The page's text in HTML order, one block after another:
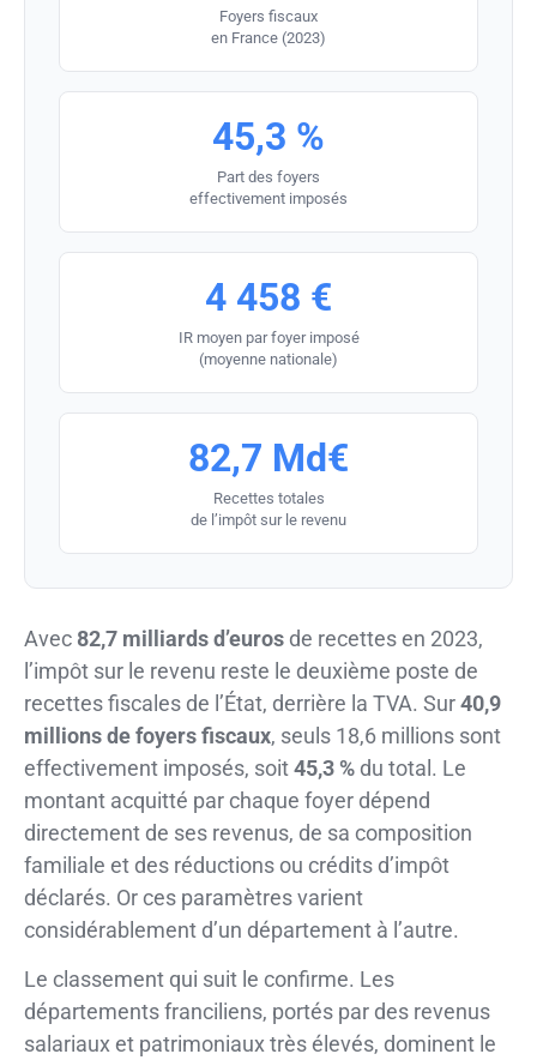
Foyers fiscaux
en France (2023)
45,3 %
Part des foyers
effectivement imposés
4 458 €
IR moyen par foyer imposé
(moyenne nationale)
82,7 Md€
Recettes totales
de l’impôt sur le revenu
Avec 82,7 milliards d’euros de recettes en 2023,
l’impôt sur le revenu reste le deuxième poste de
recettes fiscales de l’État, derrière la TVA. Sur40,9
millions de foyers fiscaux, seuls 18,6 millions sont
effectivement imposés, soit45,3 % du total. Le
montant acquitté par chaque foyer dépend
directement de ses revenus, de sa composition
familiale et des réductions ou crédits d’impôt
déclarés. Or ces paramètres varient
considérablement d’un département à l’autre.
Le classement qui suit le confirme. Les
départements franciliens, portés par des revenus
salariaux et patrimoniaux très élevés, dominent le